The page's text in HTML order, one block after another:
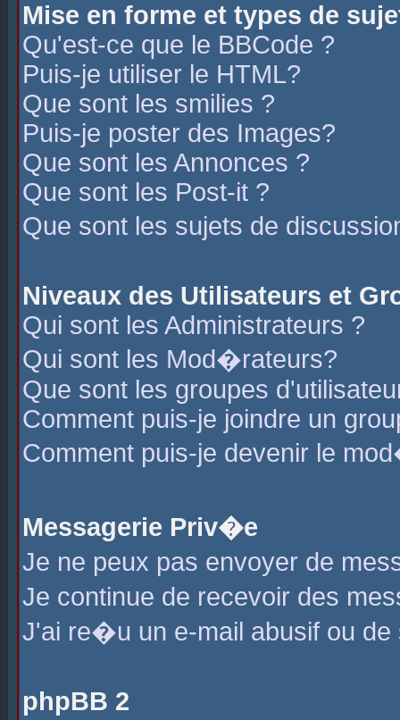
Mise en forme et types de
Qu'est-ce que le BBCode ?
Puis-je utiliser le HTML?
Que sont les smilies ?
Puis-je poster des Images?
Que sont les Annonces ?
Que sont les Post-it ?
Que sont les sujets de
Niveaux des Utilisateurs et
Qui sont les Administrateurs ?
Qui sont les Mod�rateurs?
Que sont les groupes
Comment puis-je joindre un
Comment puis-je devenir le
Messagerie Priv�e
Je ne peux pas envoyer de
Je continue de recevoir des
J'ai re�u un e-mail abusif ou de
phpBB 2